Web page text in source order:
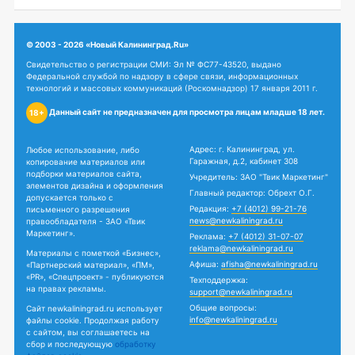
© 2003 - 2026 «Новый Калининград.Ru»
Свидетельство о регистрации СМИ: Эл № ФС77-43520, выдано
Федеральной службой по надзору в сфере связи, информационных
технологий и массовых коммуникаций (Роскомнадзор) 17 января 2011 г.
18+ Данный сайт не предназначен для просмотра лицам младше 18 лет.
Любое использование, либо
копирование материалов или
подборки материалов сайта,
элементов дизайна и оформления
допускается только с
письменного разрешения
правообладателя - ЗАО «Твик
Маркетинг».
Материалы с пометкой «Бизнес»,
«Партнерский материал», «ПМ»,
«PR», «Спецпроект» - публикуются
на правах рекламы.
Сайт newkaliningrad.ru использует
файлы cookie. Продолжая работу
с сайтом, вы соглашаетесь на
сбор и последующую обработку
Адрес: г. Калининград, ул.
Гаражная, д.2, кабинет 308
Учредитель: ЗАО "Твик Маркетинг"
Главный редактор: Обрехт О.Г.
Редакция: +7 (4012) 99-21-76
news@newkaliningrad.ru
Реклама: +7 (4012) 31-07-07
reklama@newkaliningrad.ru
Афиша: afisha@newkaliningrad.ru
Техподдержка:
support@newkaliningrad.ru
Общие вопросы:
info@newkaliningrad.ru